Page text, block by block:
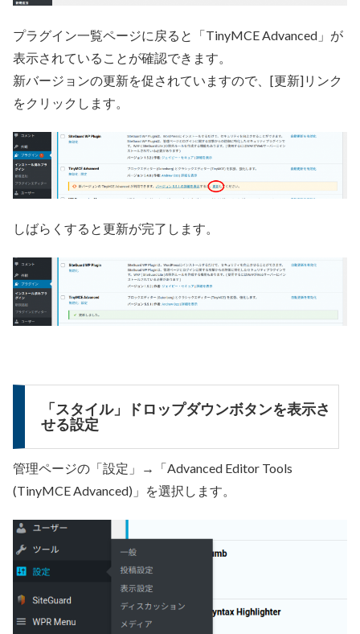
プラグイン一覧ページに戻ると「TinyMCE Advanced」が
表示されていることが確認できます。
新バージョンの更新を促されていますので、[更新]リンク
をクリックします。
しばらくすると更新が完了します。
「スタイル」ドロップダウンボタンを表示さ
せる設定
管理ページの「設定」→「Advanced Editor Tools
(TinyMCE Advanced)」を選択します。